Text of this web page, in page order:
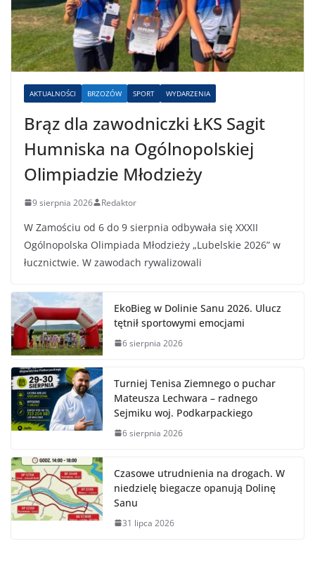
AKTUALNOŚCI BRZOZÓW SPORT WYDARZENIA
Brąz dla zawodniczki ŁKS Sagit
Humniska na Ogólnopolskiej
Olimpiadzie Młodzieży
9 sierpnia 2026 Redaktor
W Zamościu od 6 do 9 sierpnia odbywała się XXXII
Ogólnopolska Olimpiada Młodzieży „Lubelskie 2026” w
łucznictwie. W zawodach rywalizowali
EkoBieg w Dolinie Sanu 2026. Ulucz
tętnił sportowymi emocjami
6 sierpnia 2026
Turniej Tenisa Ziemnego o puchar
Mateusza Lechwara – radnego
Sejmiku woj. Podkarpackiego
6 sierpnia 2026
Czasowe utrudnienia na drogach. W
niedzielę biegacze opanują Dolinę
Sanu
31 lipca 2026